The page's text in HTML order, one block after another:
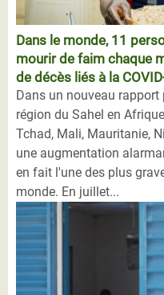
Dans le monde, 11
mourir de faim chaque
de décès liés à la
Dans un nouveau
région du Sahel en
Tchad, Mali, Mauritanie,
une augmentation
en fait l'une des plus
monde. En juillet...